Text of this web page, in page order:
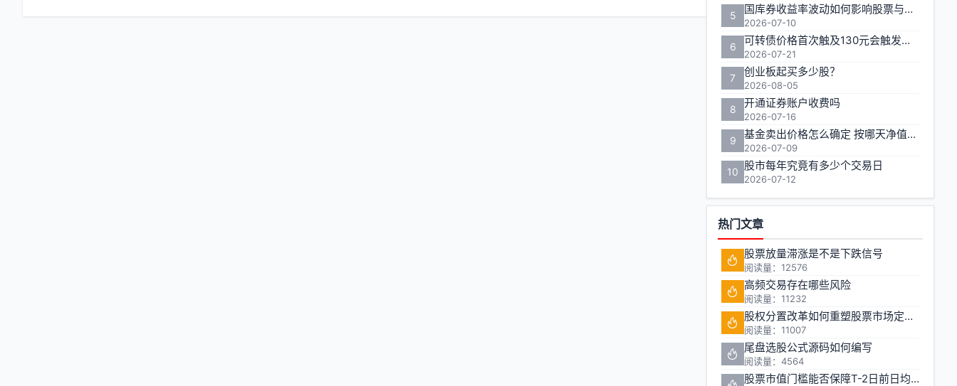
5 国库券收益率波动如何影响股票与期货市场联动性
2026-07-10
6 可转债价格首次触及130元会触发多长时间的临时停牌
2026-07-21
7 创业板起买多少股？
2026-08-05
8 开通证券账户收费吗
2026-07-16
9 基金卖出价格怎么确定 按哪天净值计算
2026-07-09
10 股市每年究竟有多少个交易日
2026-07-12
热门文章
股票放量滞涨是不是下跌信号
阅读量：12576
高频交易存在哪些风险
阅读量：11232
股权分置改革如何重塑股票市场定价机制
阅读量：11007
尾盘选股公式源码如何编写
阅读量：4564
股票市值门槛能否保障T-2日前日均市值1万元的投资安全